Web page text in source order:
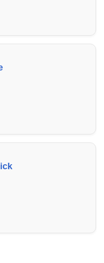
sind und
optimieren
– modern,
in Siegen:
Schulen,